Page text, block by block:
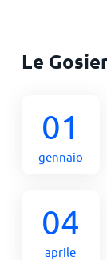
Le
01
gennaio
04
aprile